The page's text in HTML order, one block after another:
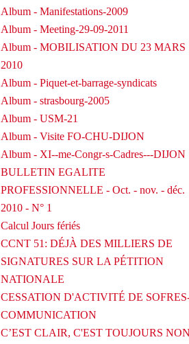
Album - Manifestations-2009
Album - Meeting-29-09-2011
Album - MOBILISATION DU 23 MARS
2010
Album - Piquet-et-barrage-syndicats
Album - strasbourg-2005
Album - USM-21
Album - Visite FO-CHU-DIJON
Album - XI--me-Congr-s-Cadres---DIJON
BULLETIN EGALITE
PROFESSIONNELLE - Oct. - nov. - déc.
2010 - N° 1
Calcul Jours fériés
CCNT 51: DÉJÀ DES MILLIERS DE
SIGNATURES SUR LA PÉTITION
NATIONALE
CESSATION D'ACTIVITÉ DE
COMMUNICATION
C’EST CLAIR, C'EST TOUJOURS